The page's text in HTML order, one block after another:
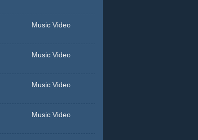
Music Video
Music Video
Music Video
Music Video